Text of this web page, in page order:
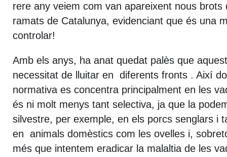
rere any veiem com van apareixent nous brots
ramats de Catalunya, evidenciant que és una
controlar!
Amb els anys, ha anat quedat palès que
necessitat de lluitar en diferents fronts . Així
normativa es concentra principalment en les
és ni molt menys tant selectiva, ja que la
silvestre, per exemple, en els porcs senglars i
en animals domèstics com les ovelles i,
més que intentem eradicar la malaltia de les